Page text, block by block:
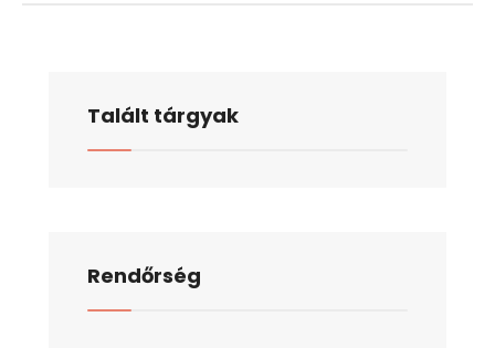
Talált tárgyak
Rendőrség